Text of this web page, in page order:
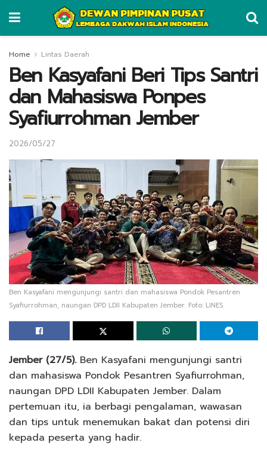
Home Lintas Daerah
Ben Kasyafani Beri Tips Santri
dan Mahasiswa Ponpes
Syafiurrohman Jember
2026/05/27
Ben Kasyafani mengunjungi santri dan mahasiswa Pondok Pesantren
Syafiurrohman, naungan DPD LDII Kabupaten Jember. Foto: LINES.
Jember (27/5).Ben Kasyafani mengunjungi santri
dan mahasiswa Pondok Pesantren Syafiurrohman,
naungan DPD LDII Kabupaten Jember. Dalam
pertemuan itu, ia berbagi pengalaman, wawasan
dan tips untuk menemukan bakat dan potensi diri
kepada peserta yang hadir.